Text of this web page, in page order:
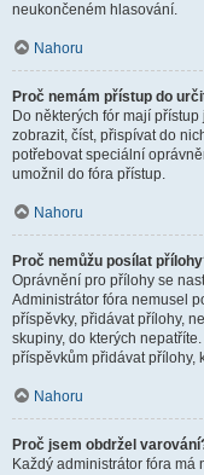
neukončeném hlasování.
Nahoru
Proč nemám přístup do
Do některých fór mají
zobrazit, číst, přispívat do
potřebovat speciální
umožnil do fóra přístup.
Nahoru
Proč nemůžu posílat
Oprávnění pro přílohy se
Administrátor fóra nemusel
příspěvky, přidávat přílohy,
skupiny, do kterých
příspěvkům přidávat přílohy,
Nahoru
Proč jsem obdržel
Každý administrátor fóra